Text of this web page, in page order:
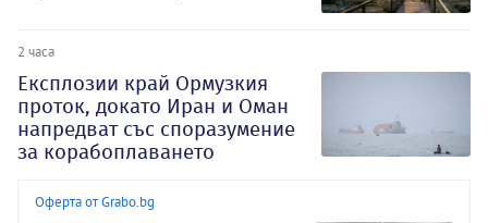
2 часа
Експлозии край Ормузкия
проток, докато Иран и Оман
напредват със споразумение
за корабоплаването
Оферта от Grabo.bg